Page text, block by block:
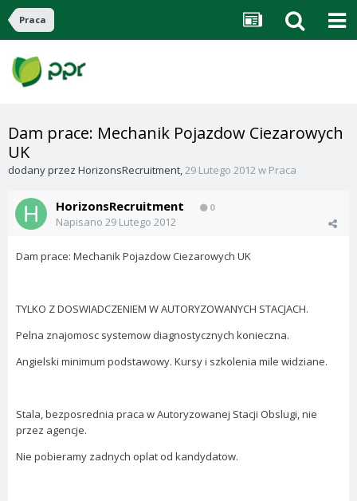
Praca
Dam prace: Mechanik Pojazdow Ciezarowych
UK
dodany przez HorizonsRecruitment,29 Lutego 2012w Praca
HorizonsRecruitment 0
Napisano 29 Lutego 2012
Dam prace: Mechanik Pojazdow Ciezarowych UK
TYLKO Z DOSWIADCZENIEM W AUTORYZOWANYCH STACJACH.
Pelna znajomosc systemow diagnostycznych konieczna.
Angielski minimum podstawowy. Kursy i szkolenia mile widziane.
Stala, bezposrednia praca w Autoryzowanej Stacji Obslugi, nie
przez agencje.
Nie pobieramy zadnych oplat od kandydatow.